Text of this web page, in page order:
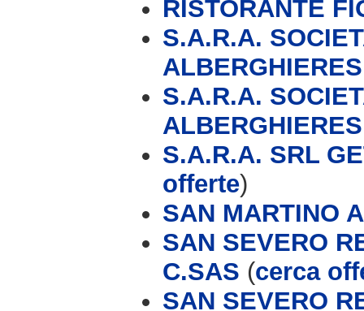
RISTORANTE
S.A.R.A.
S.A.R.A.
S.A.R.A. SRL
offerte)
SAN MARTINO
SAN SEVERO
C.SAS (cerca
SAN SEVERO